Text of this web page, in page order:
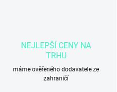
NEJLEPŠÍ CENY NA
TRHU
máme ověřeného dodavatele ze
zahraničí